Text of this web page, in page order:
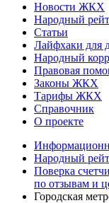
Новости ЖКХ
Народный
Статьи
Лайфхаки для
Народный
Правовая
Законы ЖКХ
Тарифы ЖКХ
Справочник
О проекте
Народный
Поверка
по отзывам и
Городская